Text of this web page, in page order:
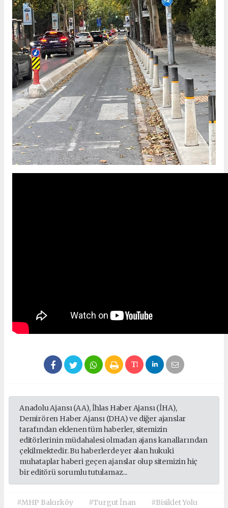
Anadolu Ajansı (AA), İhlas Haber Ajansı (İHA),
Demirören Haber Ajansı (DHA) ve diğer ajanslar
tarafından eklenen tüm haberler, sitemizin
editörlerinin müdahalesi olmadan ajans kanallarından
çekilmektedir. Bu haberlerde yer alan hukuki
muhataplar haberi geçen ajanslar olup sitemizin hiç
bir editörü sorumlu tutulamaz...
#MHP Bakırköy #Turgut İnan
#Bisiklet Yolu